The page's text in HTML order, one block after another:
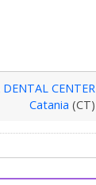
CENTER
Catania (CT)